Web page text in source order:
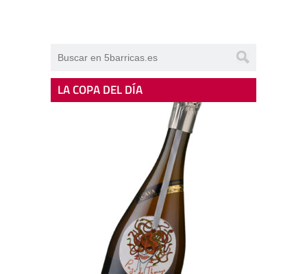
LA COPA DEL DÍA